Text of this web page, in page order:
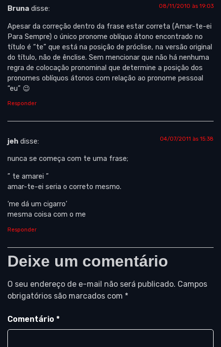
Bruna disse: 08/11/2010 às 19:03
Apesar da correção dentro da frase estar correta (Amar-te-ei
Para Sempre) o único pronome oblíquo átono encontrado no
título é “te” que está na posição de próclise, na versão original
do título, não de ênclise. Sem mencionar que não há nenhuma
regra de colocação pronominal que determine a posição dos
pronomes oblíquos átonos com relação ao pronome pessoal
“eu” 😉
Responder
jeh disse: 04/07/2011 às 15:38
nunca se começa com te uma frase;
” te amarei ”
amar-te-ei seria o correto mesmo.
‘me dá um cigarro’
mesma coisa com o me
Responder
Deixe um comentário
O seu endereço de e-mail não será publicado. Campos
obrigatórios são marcados com *
Comentário *